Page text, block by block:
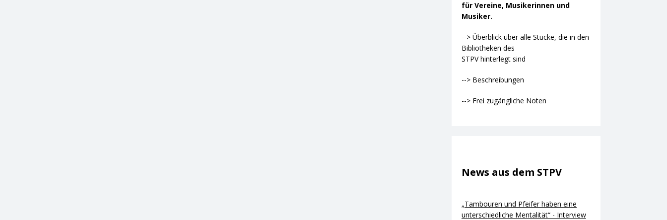
für Vereine, Musikerinnen und
Musiker.
--> Überblick über alle Stücke, die in den
Bibliotheken des
STPV hinterlegt sind
--> Beschreibungen
--> Frei zugängliche Noten
News aus dem STPV
„Tambouren und Pfeifer haben eine
unterschiedliche Mentalität“ - Interview